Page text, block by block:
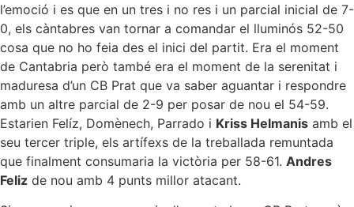
l’emoció i es que en un tres i no res i un parcial inicial de 7-
0, els càntabres van tornar a comandar el lluminós 52-50
cosa que no ho feia des el inici del partit. Era el moment
de Cantabria però també era el moment de la serenitat i
maduresa d’un CB Prat que va saber aguantar i respondre
amb un altre parcial de 2-9 per posar de nou el 54-59.
Estarien Felíz, Domènech, Parrado i Kriss Helmanis amb el
seu tercer triple, els artífexs de la treballada remuntada
que finalment consumaria la victòria per 58-61. Andres
Feliz de nou amb 4 punts millor atacant.